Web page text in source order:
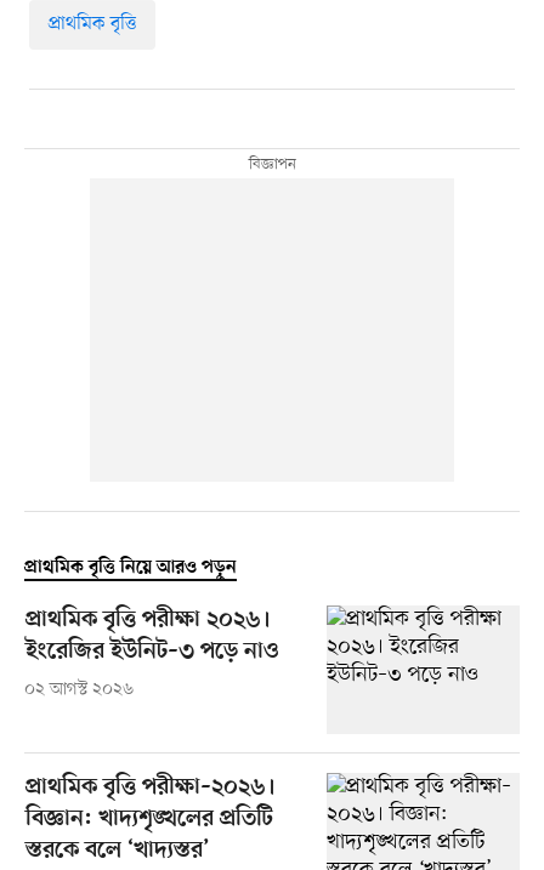
প্রাথমিক বৃত্তি
প্রাথমিক বৃত্তি নিয়ে আরও পড়ুন
প্রাথমিক বৃত্তি পরীক্ষা ২০২৬।
ইংরেজির ইউনিট–৩ পড়ে নাও
০২ আগস্ট ২০২৬
প্রাথমিক বৃত্তি পরীক্ষা–২০২৬।
বিজ্ঞান: খাদ্যশৃঙ্খলের প্রতিটি
স্তরকে বলে ‘খাদ্যস্তর’